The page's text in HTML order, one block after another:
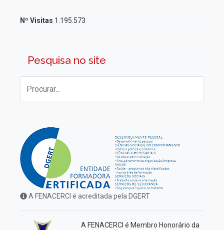
Nº Visitas 1.195.573
Pesquisa no site
A FENACERCI é acreditada pela DGERT
A FENACERCI é Membro Honorário da